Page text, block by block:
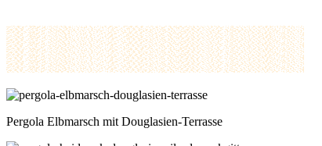
Pergola Elbmarsch mit Douglasien-Terrasse